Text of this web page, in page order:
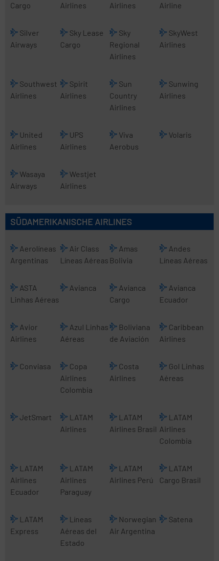
Cargo
Airlines
Airlines
Airline
Silver
Airways
Sky Lease
Cargo
Sky
Regional
Airlines
SkyWest
Airlines
Southwest
Airlines
Spirit
Airlines
Sun
Country
Airlines
Sunwing
Airlines
United
Airlines
UPS
Airlines
Viva
Aerobus
Volaris
Wasaya
Airways
Westjet
Airlines
SÜDAMERIKANISCHE AIRLINES
Aerolíneas
Argentinas
Air Class
Líneas Aéreas
Amas
Bolivia
Andes
Líneas Aéreas
ASTA
Linhas Aéreas
Avianca
Avianca
Cargo
Avianca
Ecuador
Avior
Airlines
Azul Linhas
Aéreas
Boliviana
de Aviación
Caribbean
Airlines
Conviasa
Copa
Airlines
Colombia
Costa
Airlines
Gol Linhas
Aéreas
JetSmart
LATAM
Airlines
LATAM
Airlines Brasil
LATAM
Airlines
Colombia
LATAM
Airlines
Ecuador
LATAM
Airlines
Paraguay
LATAM
Airlines Perú
LATAM
Cargo Brasil
LATAM
Express
Líneas
Aéreas del
Estado
Norwegian
Air Argentina
Satena